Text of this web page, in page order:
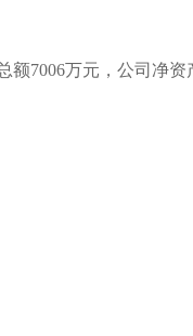
额7006万元，公司净资